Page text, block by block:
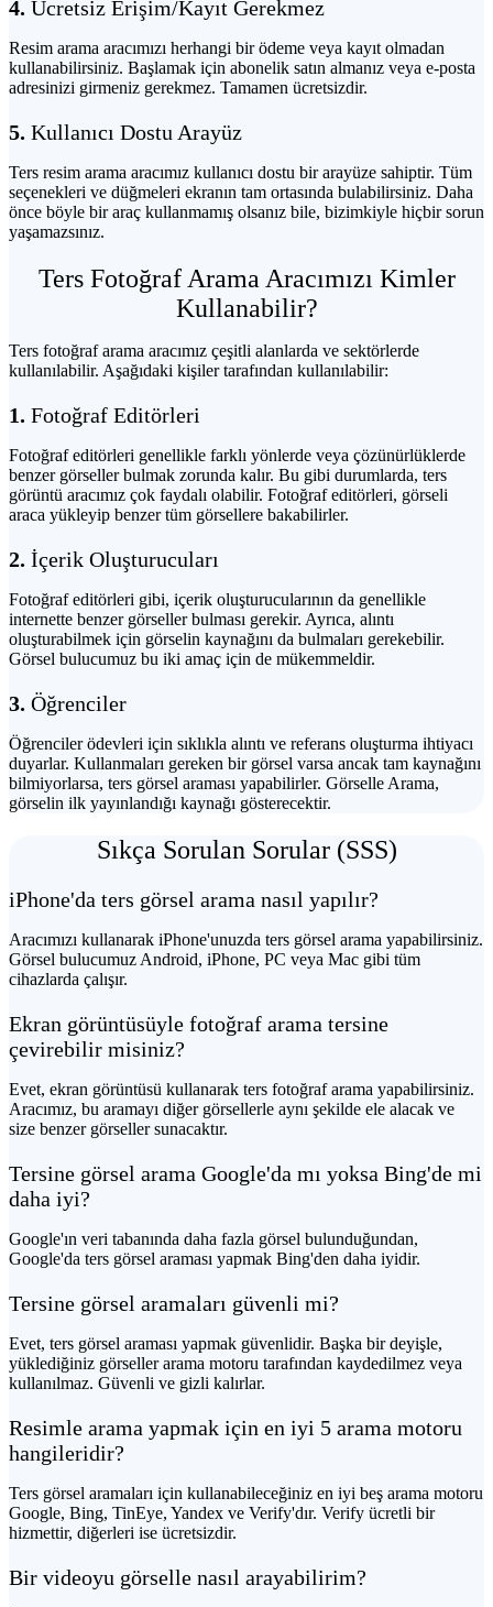
4. Ücretsiz Erişim/Kayıt Gerekmez
Resim arama aracımızı herhangi bir ödeme veya kayıt olmadan
kullanabilirsiniz. Başlamak için abonelik satın almanız veya e-posta
adresinizi girmeniz gerekmez. Tamamen ücretsizdir.
5. Kullanıcı Dostu Arayüz
Ters resim arama aracımız kullanıcı dostu bir arayüze sahiptir. Tüm
seçenekleri ve düğmeleri ekranın tam ortasında bulabilirsiniz. Daha
önce böyle bir araç kullanmamış olsanız bile, bizimkiyle hiçbir sorun
yaşamazsınız.
Ters Fotoğraf Arama Aracımızı Kimler
Kullanabilir?
Ters fotoğraf arama aracımız çeşitli alanlarda ve sektörlerde
kullanılabilir. Aşağıdaki kişiler tarafından kullanılabilir:
1. Fotoğraf Editörleri
Fotoğraf editörleri genellikle farklı yönlerde veya çözünürlüklerde
benzer görseller bulmak zorunda kalır. Bu gibi durumlarda, ters
görüntü aracımız çok faydalı olabilir. Fotoğraf editörleri, görseli
araca yükleyip benzer tüm görsellere bakabilirler.
2. İçerik Oluşturucuları
Fotoğraf editörleri gibi, içerik oluşturucularının da genellikle
internette benzer görseller bulması gerekir. Ayrıca, alıntı
oluşturabilmek için görselin kaynağını da bulmaları gerekebilir.
Görsel bulucumuz bu iki amaç için de mükemmeldir.
3. Öğrenciler
Öğrenciler ödevleri için sıklıkla alıntı ve referans oluşturma ihtiyacı
duyarlar. Kullanmaları gereken bir görsel varsa ancak tam kaynağını
bilmiyorlarsa, ters görsel araması yapabilirler. Görselle Arama,
görselin ilk yayınlandığı kaynağı gösterecektir.
Sıkça Sorulan Sorular (SSS)
iPhone'da ters görsel arama nasıl yapılır?
Aracımızı kullanarak iPhone'unuzda ters görsel arama yapabilirsiniz.
Görsel bulucumuz Android, iPhone, PC veya Mac gibi tüm
cihazlarda çalışır.
Ekran görüntüsüyle fotoğraf arama tersine
çevirebilir misiniz?
Evet, ekran görüntüsü kullanarak ters fotoğraf arama yapabilirsiniz.
Aracımız, bu aramayı diğer görsellerle aynı şekilde ele alacak ve
size benzer görseller sunacaktır.
Tersine görsel arama Google'da mı yoksa Bing'de mi
daha iyi?
Google'ın veri tabanında daha fazla görsel bulunduğundan,
Google'da ters görsel araması yapmak Bing'den daha iyidir.
Tersine görsel aramaları güvenli mi?
Evet, ters görsel araması yapmak güvenlidir. Başka bir deyişle,
yüklediğiniz görseller arama motoru tarafından kaydedilmez veya
kullanılmaz. Güvenli ve gizli kalırlar.
Resimle arama yapmak için en iyi 5 arama motoru
hangileridir?
Ters görsel aramaları için kullanabileceğiniz en iyi beş arama motoru
Google, Bing, TinEye, Yandex ve Verify'dır. Verify ücretli bir
hizmettir, diğerleri ise ücretsizdir.
Bir videoyu görselle nasıl arayabilirim?